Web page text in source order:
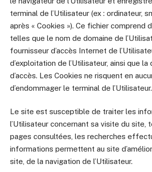
terminal de l’Utilisateur (ex : ordinateur,
après « Cookies »). Ce fichier comprend
telles que le nom de domaine de
fournisseur d’accès Internet de
d’exploitation de l’Utilisateur, ainsi que la
d’accès. Les Cookies ne risquent en
d’endommager le terminal de l’Utilisateur.
Le site est susceptible de traiter les
l’Utilisateur concernant sa visite du site,
pages consultées, les recherches
informations permettent au site
site, de la navigation de l’Utilisateur.